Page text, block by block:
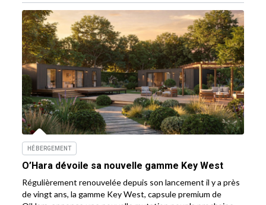
HÉBERGEMENT
O’Hara dévoile sa nouvelle gamme Key West
Régulièrement renouvelée depuis son lancement il y a près
de vingt ans, la gamme Key West, capsule premium de